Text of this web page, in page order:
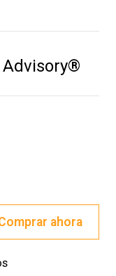
Advisory®
ahora